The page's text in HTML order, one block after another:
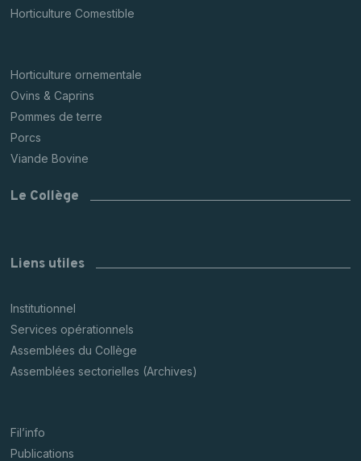
Horticulture Comestible
Horticulture ornementale
Ovins & Caprins
Pommes de terre
Porcs
Viande Bovine
Le Collège
Liens utiles
Institutionnel
Services opérationnels
Assemblées du Collège
Assemblées sectorielles (Archives)
Fil’info
Publications